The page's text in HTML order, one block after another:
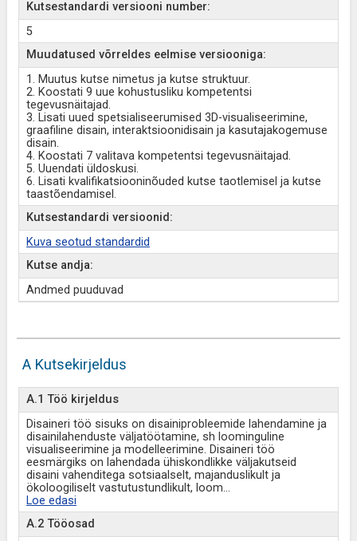
Kutsestandardi versiooni number:
5
Muudatused võrreldes eelmise versiooniga:
1. Muutus kutse nimetus ja kutse struktuur.
2. Koostati 9 uue kohustusliku kompetentsi
tegevusnäitajad.
3. Lisati uued spetsialiseerumised 3D-visualiseerimine,
graafiline disain, interaktsioonidisain ja kasutajakogemuse
disain.
4. Koostati 7 valitava kompetentsi tegevusnäitajad.
5. Uuendati üldoskusi.
6. Lisati kvalifikatsiooninõuded kutse taotlemisel ja kutse
taastõendamisel.
Kutsestandardi versioonid:
Kuva seotud standardid
Kutse andja:
Andmed puuduvad
A Kutsekirjeldus
A.1 Töö kirjeldus
Disaineri töö sisuks on disainiprobleemide lahendamine ja
disainilahenduste väljatöötamine, sh loominguline
visualiseerimine ja modelleerimine. Disaineri töö
eesmärgiks on lahendada ühiskondlikke väljakutseid
disaini vahenditega sotsiaalselt, majanduslikult ja
ökoloogiliselt vastutustundlikult, loom...
Loe edasi
A.2 Tööosad